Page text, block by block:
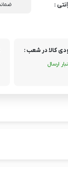
:
کالا در شعب :
ارسال